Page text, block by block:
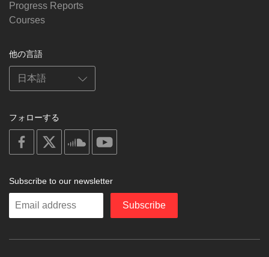
Progress Reports
Courses
他の言語
フォローする
on
facebook
soundcloud
Subscribe to our newsletter
Enter
Subscribe